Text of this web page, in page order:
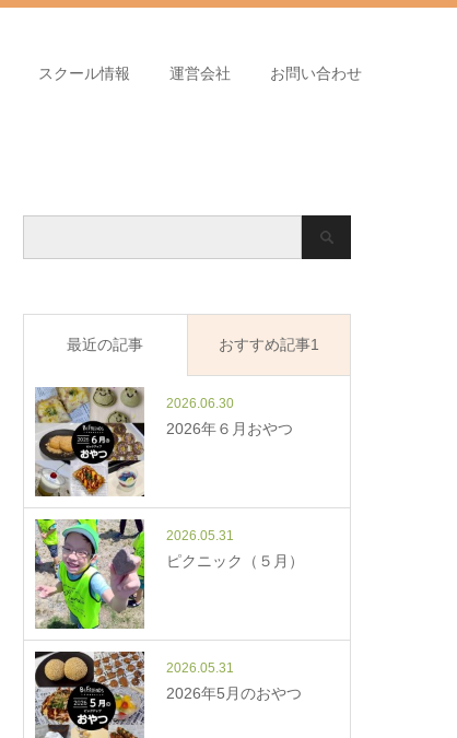
スクール情報 運営会社 お問い合わせ
最近の記事 おすすめ記事1
2026.06.30
2026年６月おやつ
2026.05.31
ピクニック（５月）
2026.05.31
2026年5月のおやつ